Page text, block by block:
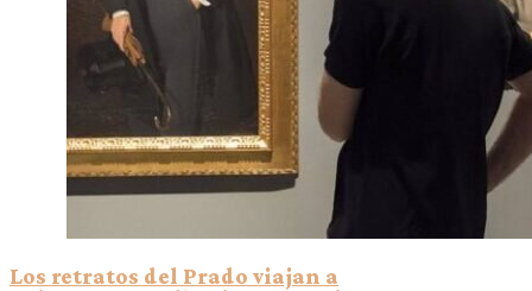
Los retratos del Prado viajan a